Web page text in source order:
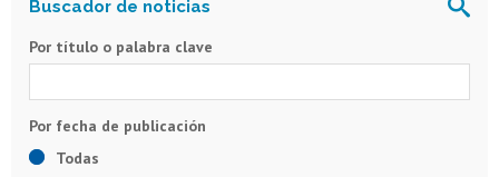
Por título o palabra clave
Todas